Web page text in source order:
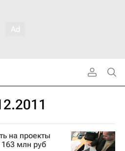
на проекты
млн руб